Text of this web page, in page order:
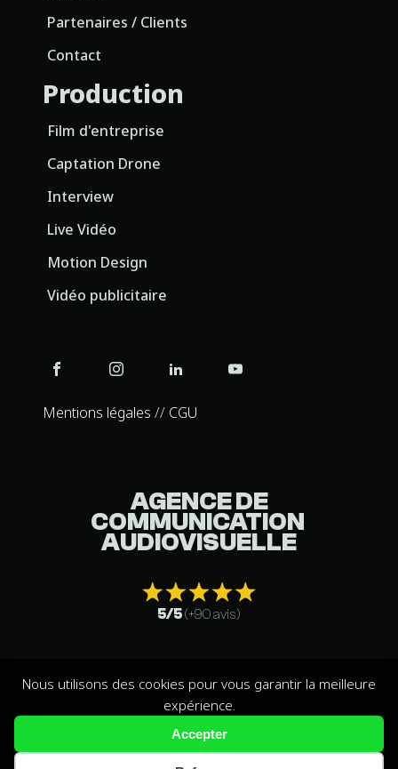
Nous utilisons des cookies pour vous garantir la meilleure
expérience.
Accepter
Partenaires / Clients
Contact
Production
Film d'entreprise
Captation Drone
Interview
Live Vidéo
Motion Design
Vidéo publicitaire
Mentions légales // CGU
AGENCE DE
COMMUNICATION
AUDIOVISUELLE
5/5(+90 avis)
MindProd© 2026 Créé avec ❤️ par l'Agence